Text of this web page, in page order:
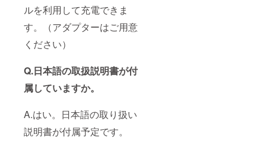
ルを利用して充電できま
す。（アダプターはご用意
ください）
Q.日本語の取扱説明書が付
属していますか。
A.はい。日本語の取り扱い
説明書が付属予定です。